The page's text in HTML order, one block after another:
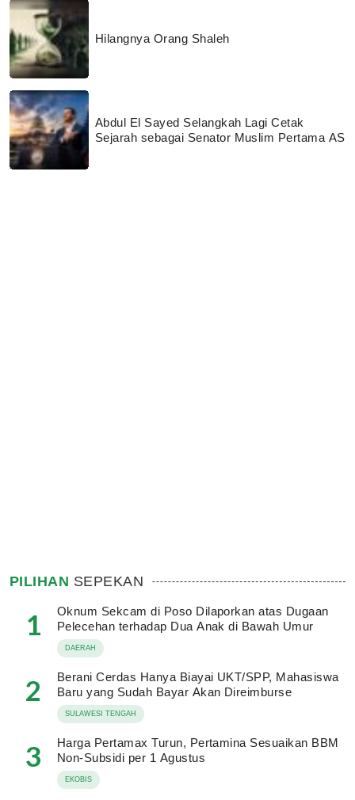
Hilangnya Orang Shaleh
Abdul El Sayed Selangkah Lagi Cetak
Sejarah sebagai Senator Muslim Pertama AS
PILIHAN SEPEKAN
1
Oknum Sekcam di Poso Dilaporkan atas Dugaan
Pelecehan terhadap Dua Anak di Bawah Umur
DAERAH
2
Berani Cerdas Hanya Biayai UKT/SPP, Mahasiswa
Baru yang Sudah Bayar Akan Direimburse
SULAWESI TENGAH
3
Harga Pertamax Turun, Pertamina Sesuaikan BBM
Non-Subsidi per 1 Agustus
EKOBIS